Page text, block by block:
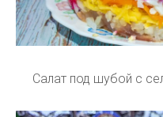
Салат под шубой с